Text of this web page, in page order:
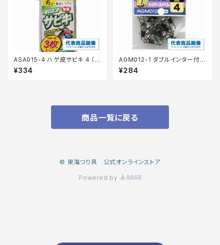
ASA015-4 ハゲ皮サビキ 4 （3
P）
¥334
AGM012-1 ダブルインター付ハ
イパースイベル 1号徳用
¥284
商品一覧に戻る
© 東海つり具 公式オンラインストア
Powered by